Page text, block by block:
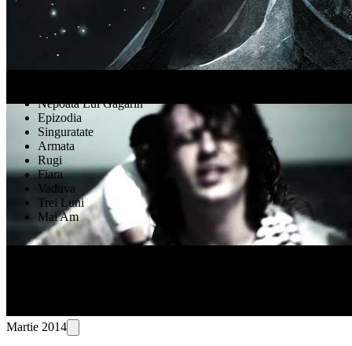
Nepoata Lui Gagarin
Epizodia
Singuratate
Armata
Rugi
Fiara
Vaduva
Trei Luni
Mai Am
Videoclipuri
Martie 2014